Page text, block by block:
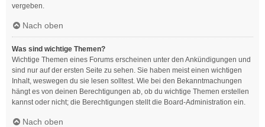
vergeben.
Nach oben
Was sind wichtige Themen?
Wichtige Themen eines Forums erscheinen unter den Ankündigungen und
sind nur auf der ersten Seite zu sehen. Sie haben meist einen wichtigen
Inhalt, weswegen du sie lesen solltest. Wie bei den Bekanntmachungen
hängt es von deinen Berechtigungen ab, ob du wichtige Themen erstellen
kannst oder nicht; die Berechtigungen stellt die Board-Administration ein.
Nach oben